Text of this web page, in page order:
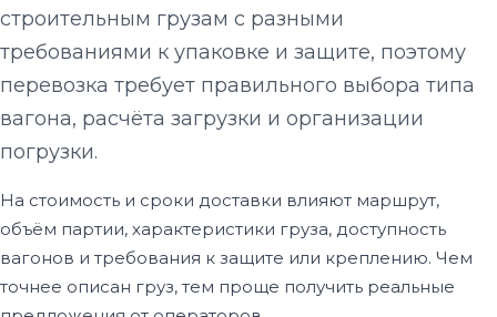
строительным грузам с разными
требованиями к упаковке и защите, поэтому
перевозка требует правильного выбора типа
вагона, расчёта загрузки и организации
погрузки.
На стоимость и сроки доставки влияют маршрут,
объём партии, характеристики груза, доступность
вагонов и требования к защите или креплению. Чем
точнее описан груз, тем проще получить реальные